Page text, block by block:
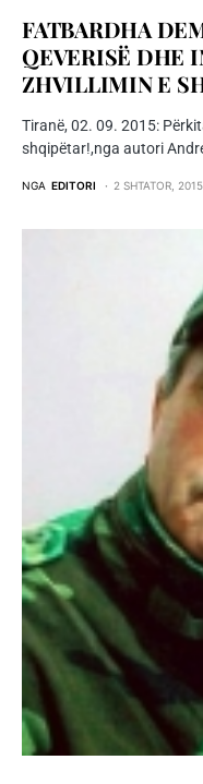
FATBARDHA
QEVERISË DHE
ZHVILLIMIN E
Tiranë, 02. 09. 2015:
shqipëtar!,nga autori
NGA EDITORI 2 SHTATOR, 2015